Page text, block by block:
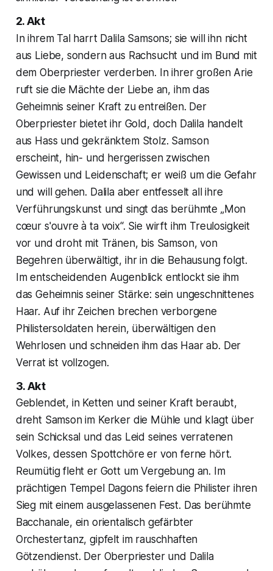
2. Akt
In ihrem Tal harrt Dalila Samsons; sie will ihn nicht
aus Liebe, sondern aus Rachsucht und im Bund mit
dem Oberpriester verderben. In ihrer großen Arie
ruft sie die Mächte der Liebe an, ihm das
Geheimnis seiner Kraft zu entreißen. Der
Oberpriester bietet ihr Gold, doch Dalila handelt
aus Hass und gekränktem Stolz. Samson
erscheint, hin- und hergerissen zwischen
Gewissen und Leidenschaft; er weiß um die Gefahr
und will gehen. Dalila aber entfesselt all ihre
Verführungskunst und singt das berühmte „Mon
cœur s'ouvre à ta voix“. Sie wirft ihm Treulosigkeit
vor und droht mit Tränen, bis Samson, von
Begehren überwältigt, ihr in die Behausung folgt.
Im entscheidenden Augenblick entlockt sie ihm
das Geheimnis seiner Stärke: sein ungeschnittenes
Haar. Auf ihr Zeichen brechen verborgene
Philistersoldaten herein, überwältigen den
Wehrlosen und schneiden ihm das Haar ab. Der
Verrat ist vollzogen.
3. Akt
Geblendet, in Ketten und seiner Kraft beraubt,
dreht Samson im Kerker die Mühle und klagt über
sein Schicksal und das Leid seines verratenen
Volkes, dessen Spottchöre er von ferne hört.
Reumütig fleht er Gott um Vergebung an. Im
prächtigen Tempel Dagons feiern die Philister ihren
Sieg mit einem ausgelassenen Fest. Das berühmte
Bacchanale, ein orientalisch gefärbter
Orchestertanz, gipfelt im rauschhaften
Götzendienst. Der Oberpriester und Dalila